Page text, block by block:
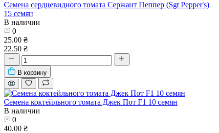
Семена сердцевидного томата Сержант Пеппер (Sgt Pepper's)
15 семян
В наличии
0
25.00 ₴
22.50 ₴
В корзину
Семена коктейльного томата Джек Пот F1 10 семян
В наличии
0
40.00 ₴